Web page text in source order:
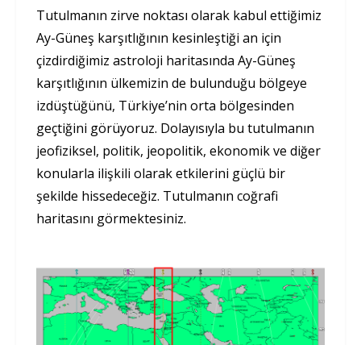
Tutulmanın zirve noktası olarak kabul ettiğimiz
Ay-Güneş karşıtlığının kesinleştiği an için
çizdirdiğimiz astroloji haritasında Ay-Güneş
karşıtlığının ülkemizin de bulunduğu bölgeye
izdüştüğünü, Türkiye’nin orta bölgesinden
geçtiğini görüyoruz. Dolayısıyla bu tutulmanın
jeofiziksel, politik, jeopolitik, ekonomik ve diğer
konularla ilişkili olarak etkilerini güçlü bir
şekilde hissedeceğiz. Tutulmanın coğrafi
haritasını görmektesiniz.